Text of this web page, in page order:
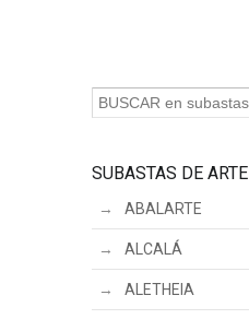
SUBASTAS DE ARTE
ABALARTE
ALCALÁ
ALETHEIA